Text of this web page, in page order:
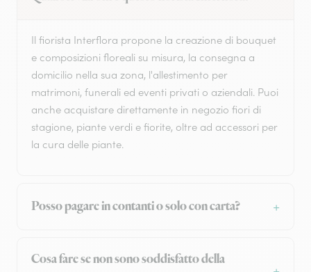
Il fiorista Interflora propone la creazione di bouquet
e composizioni floreali su misura, la consegna a
domicilio nella sua zona, l'allestimento per
matrimoni, funerali ed eventi privati o aziendali. Puoi
anche acquistare direttamente in negozio fiori di
stagione, piante verdi e fiorite, oltre ad accessori per
la cura delle piante.
Posso pagare in contanti o solo con carta?
Cosa fare se non sono soddisfatto della